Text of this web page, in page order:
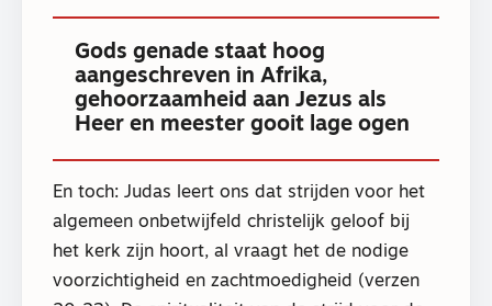
Gods genade staat hoog
aangeschreven in Afrika,
gehoorzaamheid aan Jezus als
Heer en meester gooit lage ogen
En toch: Judas leert ons dat strijden voor het
algemeen onbetwijfeld christelijk geloof bij
het kerk zijn hoort, al vraagt het de nodige
voorzichtigheid en zachtmoedigheid (verzen